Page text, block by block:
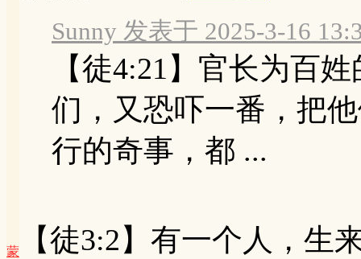
蒙
Sunny 发表于 2025-3-16
【徒4:21】官长为百
们，又恐吓一番，把
行的奇事，都 ...
【徒3:2】有一个人，生